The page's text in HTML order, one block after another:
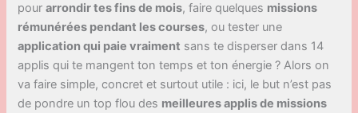
pourarrondir tes fins de mois, faire quelques missions
rémunérées pendant les courses, ou tester une
application qui paie vraiment sans te disperser dans 14
applis qui te mangent ton temps et ton énergie ? Alors on
va faire simple, concret et surtout utile : ici, le but n’est pas
de pondre un top flou des meilleures applis de missions